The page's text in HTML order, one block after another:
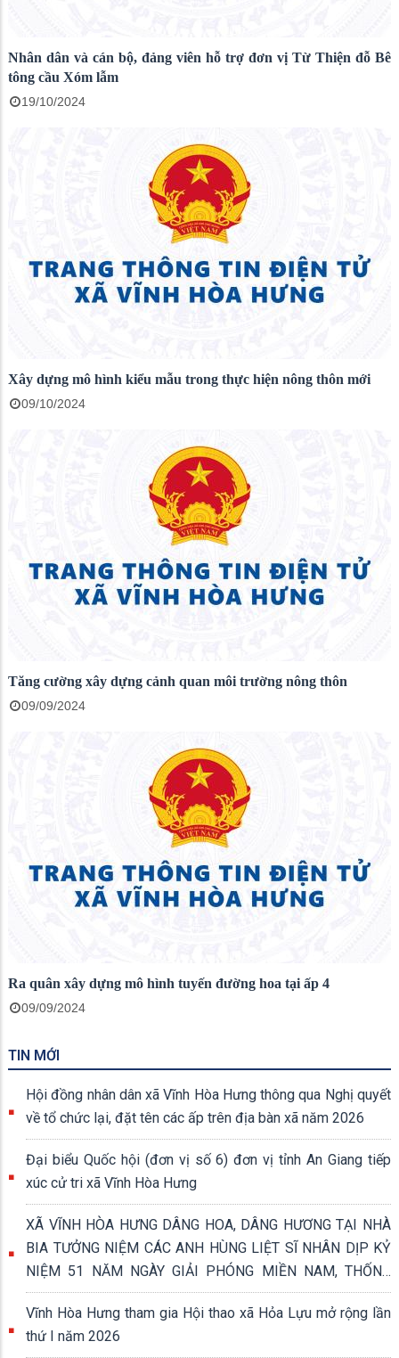
Nhân dân và cán bộ, đảng viên hỗ trợ đơn vị Từ Thiện đỗ Bê
tông cầu Xóm lẫm
19/10/2024
Xây dựng mô hình kiểu mẫu trong thực hiện nông thôn mới
09/10/2024
Tăng cường xây dựng cảnh quan môi trường nông thôn
09/09/2024
Ra quân xây dựng mô hình tuyến đường hoa tại ấp 4
09/09/2024
TIN MỚI
Hội đồng nhân dân xã Vĩnh Hòa Hưng thông qua Nghị quyết
về tổ chức lại, đặt tên các ấp trên địa bàn xã năm 2026
Đại biểu Quốc hội (đơn vị số 6) đơn vị tỉnh An Giang tiếp
xúc cử tri xã Vĩnh Hòa Hưng
XÃ VĨNH HÒA HƯNG DÂNG HOA, DÂNG HƯƠNG TẠI NHÀ
BIA TƯỞNG NIỆM CÁC ANH HÙNG LIỆT SĨ NHÂN DỊP KỶ
NIỆM 51 NĂM NGÀY GIẢI PHÓNG MIỀN NAM, THỐNG
NHẤT ĐẤT NƯỚC (30/4/1975 - 30/4/2026)
Vĩnh Hòa Hưng tham gia Hội thao xã Hỏa Lựu mở rộng lần
thứ I năm 2026